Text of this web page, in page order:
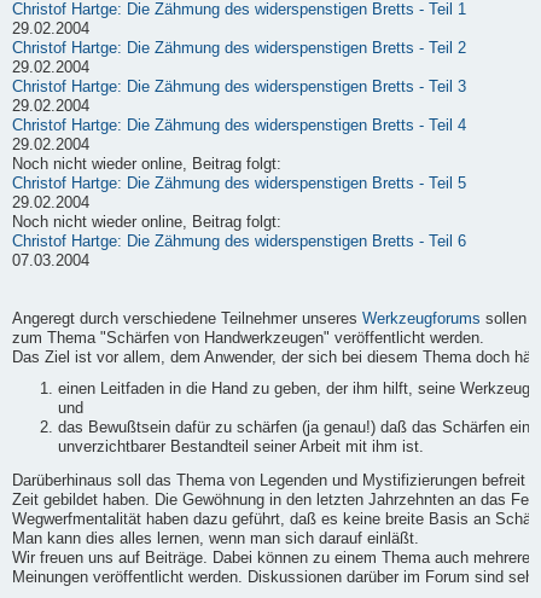
Christof Hartge: Die Zähmung des widerspenstigen Bretts - Teil 1
29.02.2004
Christof Hartge: Die Zähmung des widerspenstigen Bretts - Teil 2
29.02.2004
Christof Hartge: Die Zähmung des widerspenstigen Bretts - Teil 3
29.02.2004
Christof Hartge: Die Zähmung des widerspenstigen Bretts - Teil 4
29.02.2004
Noch nicht wieder online, Beitrag folgt:
Christof Hartge: Die Zähmung des widerspenstigen Bretts - Teil 5
29.02.2004
Noch nicht wieder online, Beitrag folgt:
Christof Hartge: Die Zähmung des widerspenstigen Bretts - Teil 6
07.03.2004
Angeregt durch verschiedene Teilnehmer unseres Werkzeugforums sollen
zum Thema "Schärfen von Handwerkzeugen" veröffentlicht werden.
Das Ziel ist vor allem, dem Anwender, der sich bei diesem Thema doch
einen Leitfaden in die Hand zu geben, der ihm hilft, seine
und
das Bewußtsein dafür zu schärfen (ja genau!) daß das Schärfen
unverzichtbarer Bestandteil seiner Arbeit mit ihm ist.
Darüberhinaus soll das Thema von Legenden und Mystifizierungen befreit
Zeit gebildet haben. Die Gewöhnung in den letzten Jahrzehnten an das
Wegwerfmentalität haben dazu geführt, daß es keine breite Basis an
Man kann dies alles lernen, wenn man sich darauf einläßt.
Wir freuen uns auf Beiträge. Dabei können zu einem Thema auch mehrere
Meinungen veröffentlicht werden. Diskussionen darüber im Forum sind